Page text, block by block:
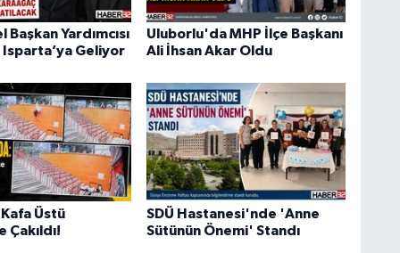
Başkan Yardımcısı
Geliyor
Uluborlu'da MHP İlçe Başkanı
Ali İhsan Akar Oldu
Üstü
SDÜ Hastanesi'nde 'Anne
Sütünün Önemi' Standı